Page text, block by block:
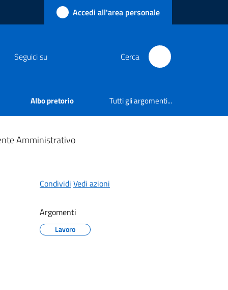
Accedi all'area personale
Seguici su Cerca
Albo pretorio Tutti gli argomenti...
Amministrativo
Condividi Vedi azioni
Argomenti
Lavoro